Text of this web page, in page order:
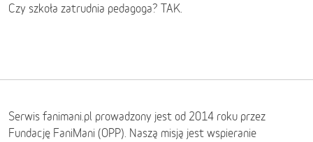
Czy szkoła zatrudnia pedagoga? TAK.
Serwis fanimani.pl prowadzony jest od 2014 roku przez
Fundację FaniMani (OPP). Naszą misją jest wspieranie